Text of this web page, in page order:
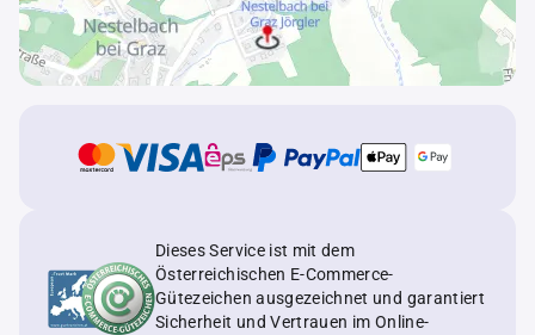
Dieses Service ist mit dem
Österreichischen E-Commerce-
Gütezeichen ausgezeichnet und garantiert
Sicherheit und Vertrauen im Online-